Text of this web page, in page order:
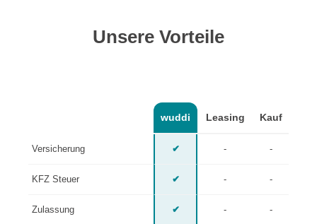
Unsere Vorteile
wuddi Leasing Kauf
Versicherung ✔ - -
KFZ Steuer ✔ - -
Zulassung ✔ - -